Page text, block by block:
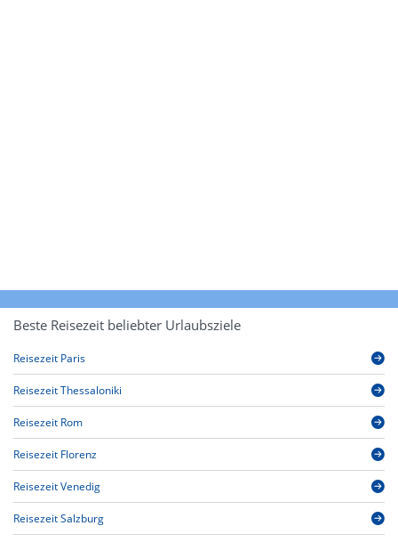
Beste Reisezeit beliebter Urlaubsziele
Reisezeit Paris
Reisezeit Thessaloniki
Reisezeit Rom
Reisezeit Florenz
Reisezeit Venedig
Reisezeit Salzburg